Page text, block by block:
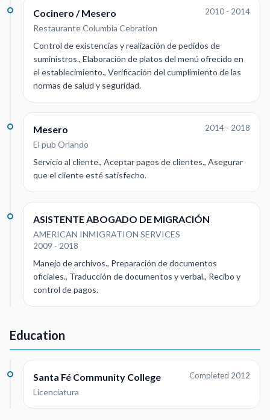
Cocinero / Mesero
Restaurante Columbia Cebration
2010 - 2014
Control de existencias y realización de pedidos de
suministros., Elaboración de platos del menú ofrecido en
el establecimiento., Verificación del cumplimiento de las
normas de salud y seguridad.
Mesero
El pub Orlando
2014 - 2018
Servicio al cliente., Aceptar pagos de clientes., Asegurar
que el cliente esté satisfecho.
ASISTENTE ABOGADO DE MIGRACIÓN
AMERICAN INMIGRATION SERVICES
2009 - 2018
Manejo de archivos., Preparación de documentos
oficiales., Traducción de documentos y verbal., Recibo y
control de pagos.
Education
Santa Fé Community College
Licenciatura
Completed 2012